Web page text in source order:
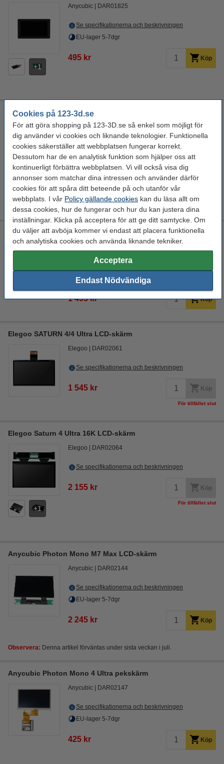
Cookies på 123-3d.se
För att göra shopping på 123-3D.se så enkel som möjligt för
dig använder vi cookies och liknande teknologier. Funktionella
cookies säkerställer att webbplatsen fungerar korrekt.
Dessutom har de en analytisk funktion som hjälper oss att
kontinuerligt förbättra webbplatsen. Vi vill också visa dig
annonser som matchar dina intressen och använder därför
cookies för att spåra ditt beteende på och utanför vår
webbplats. I vår Policy gällande cookies kan du läsa allt om
dessa cookies, hur de fungerar och hur du kan justera dina
inställningar. Klicka på acceptera för att ge ditt samtycke. Om
du väljer att avböja kommer vi endast att placera funktionella
och analytiska cookies och använda liknande tekniker.
Acceptera
Endast Nödvändiga
1
Anycubic DAR01825
Se specifikationerna och beskrivningen
EU-lager 5-7dgr
495 kr Köp
Uniformation GK3 Ultra 16K LCD-skärm
385 x 260 x 48 mm (LxBxH)
Uniformation
DAR01855
Se specifikationerna och beskrivningen
EU-lager 5-7dgr
3 850 kr
Elegoo MARS 5 Ultra LCD-skärm
Se specifikationerna och beskrivningen
EU-lager 5-7dgr
1 495 kr Köp
Elegoo SATURN 4/4 Ultra LCD-skärm
Elegoo DAR02061
Se specifikationerna och beskrivningen
1 545 kr Köp
För tillfället slut
Elegoo Saturn 4 Ultra 16K LCD-skärm
1
Elegoo DAR02064
Se specifikationerna och beskrivningen
2 155 kr Köp
För tillfället slut
Anycubic Photon Mono M7 Max LCD-skärm
Anycubic DAR02144
Se specifikationerna och beskrivningen
EU-lager 5-7dgr
2 245 kr Köp
Observera: Denna artikel förväntas under sista veckan i juli.
Anycubic Photon Mono 4 Ultra pekskärm
Anycubic DAR02147
Se specifikationerna och beskrivningen
EU-lager 5-7dgr
425 kr Köp